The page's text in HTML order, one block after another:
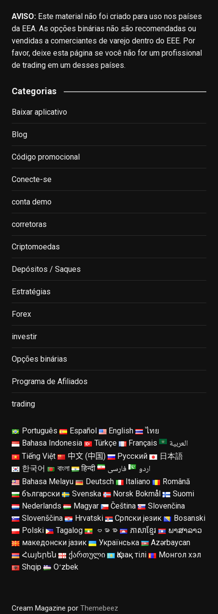
AVISO:Este material não foi criado para uso nos países
da EEA. As opções binárias não são recomendadas ou
vendidas a comerciantes de varejo dentro do EEE. Por
favor, deixe esta página se você não for um profissional
de trading em um desses países.
Categorias
Baixar aplicativo
Blog
Código promocional
Conecte-se
conta demo
corretoras
Criptomoedas
Depósitos / Saques
Estratégias
Forex
investir
Opções binárias
Programa de Afiliados
trading
Português Español English
ไทย
Bahasa Indonesia
Türkçe Français العربية
Tiếng Việt 中文 (中国) Русский
日本語
한국어
বাংলা हिन्दी فارسی اردو
Bahasa Melayu Deutsch Italiano
Română
български
Svenska Norsk Bokmål
Suomi
Nederlands
Magyar Čeština
Slovenčina
Slovenščina
Hrvatski Српски језик
Bosanski
Polski
Tagalog ဗမာစာ ភាសាខ្មែរ
ພາສາລາວ
македонски јазик
Українська
Azərbaycan
Հայերեն
ქართული Қазақ тілі
Монгол хэл
Shqip
Oʻzbek
Cream Magazine por Themebeez